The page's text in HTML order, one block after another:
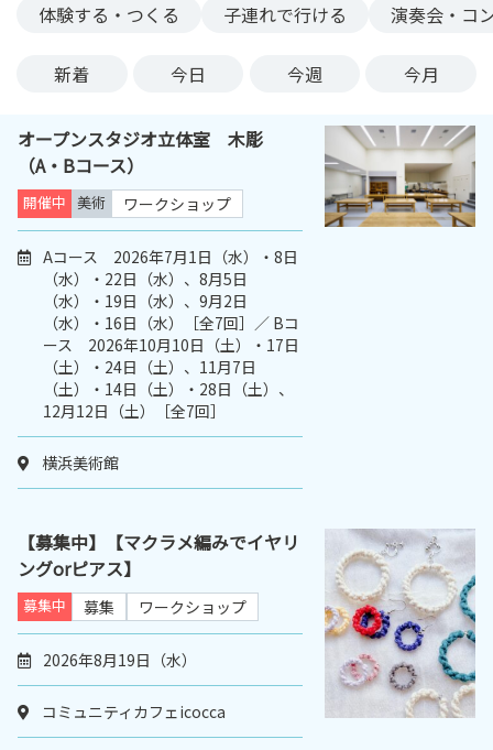
体験する・つくる
子連れで行ける 演奏会・コ
新着 今日 今週 今月
オープンスタジオ立体室 木彫
（A・Bコース）
開催中 美術 ワークショップ
Aコース 2026年7月1日（水）・8日
（水）・22日（水）、8月5日
（水）・19日（水）、9月2日
（水）・16日（水）［全7回］／ Bコ
ース 2026年10月10日（土）・17日
（土）・24日（土）、11月7日
（土）・14日（土）・28日（土）、
12月12日（土）［全7回］
横浜美術館
【募集中】【マクラメ編みでイヤリ
ングorピアス】
募集中 募集 ワークショップ
2026年8月19日（水）
コミュニティカフェicocca